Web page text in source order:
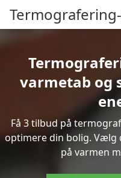
varmetab og
Få 3 tilbud på
optimere din bolig. Vælg
på varmen